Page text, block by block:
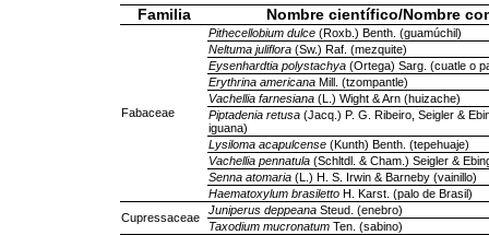
Familia Nombre científico/Nombre
Fabaceae
Pithecellobium dulce (Roxb.) Benth. (guamúchil)
Neltuma juliflora (Sw.) Raf. (mezquite)
Eysenhardtia polystachya (Ortega) Sarg. (cuatle o
Erythrina americana Mill. (tzompantle)
Vachellia farnesiana (L.) Wight & Arn (huizache)
Piptadenia retusa (Jacq.) P. G. Ribeiro, Seigler &
iguana)
Lysiloma acapulcense (Kunth) Benth. (tepehuaje)
Vachellia pennatula (Schltdl. & Cham.) Seigler &
Senna atomaria (L.) H. S. Irwin & Barneby (vainillo)
Haematoxylum brasiletto H. Karst. (palo de Brasil)
Cupressaceae
Juniperus deppeana Steud. (enebro)
Taxodium mucronatum Ten. (sabino)